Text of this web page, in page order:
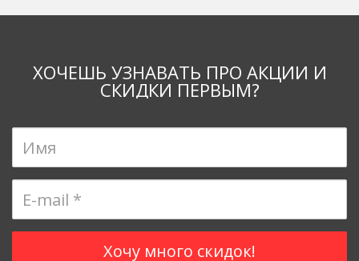
ХОЧЕШЬ УЗНАВАТЬ ПРО АКЦИИ И
СКИДКИ ПЕРВЫМ?